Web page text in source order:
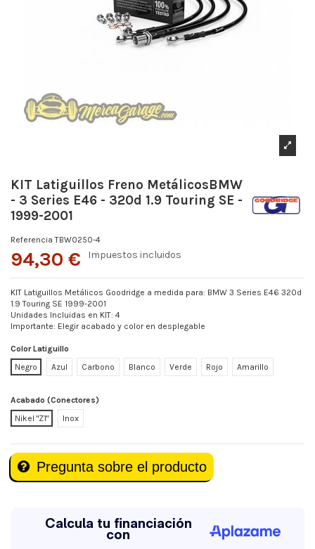
KIT Latiguillos Freno MetálicosBMW
- 3 Series E46 - 320d 1.9 Touring SE -
1999-2001
Referencia TBW0250-4
94,30 € Impuestos incluidos
KIT Latiguillos Metálicos Goodridge a medida para: BMW 3 Series E46 320d
1.9 Touring SE 1999-2001
Unidades Incluidas en KIT: 4
Importante: Elegir acabado y color en desplegable
Color Latiguillo
Negro
Azul Carbono Blanco Verde Rojo Amarillo
Acabado (Conectores)
Nikel "Z1"
Inox
Pregunta sobre el producto